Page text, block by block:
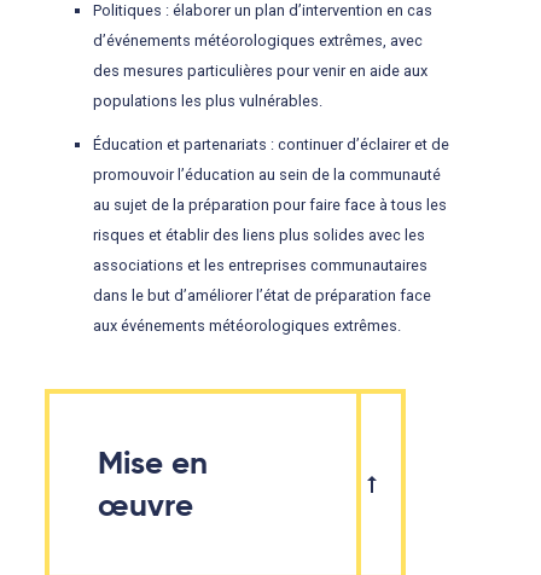
Politiques : élaborer un plan d’intervention en cas
d’événements météorologiques extrêmes, avec
des mesures particulières pour venir en aide aux
populations les plus vulnérables.
Éducation et partenariats : continuer d’éclairer et de
promouvoir l’éducation au sein de la communauté
au sujet de la préparation pour faire face à tous les
risques et établir des liens plus solides avec les
associations et les entreprises communautaires
dans le but d’améliorer l’état de préparation face
aux événements météorologiques extrêmes.
Mise en
œuvre